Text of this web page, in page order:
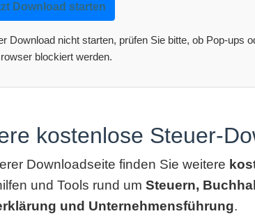
Download starten
Download nicht starten, prüfen Sie bitte, ob Pop-ups
blockiert werden.
kostenlose Steuer-
Downloadseite finden Sie weitere
und Tools rund um Steuern,
und Unternehmensführung.